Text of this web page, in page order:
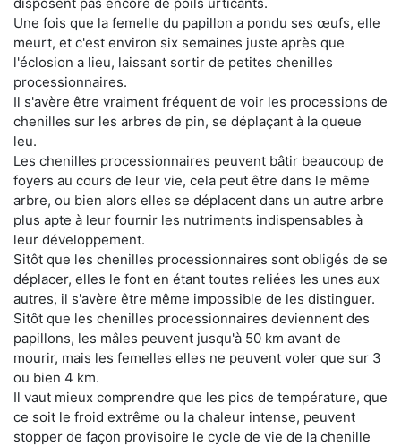
Une fois que la femelle du papillon a pondu ses œufs, elle
meurt, et c'est environ six semaines juste après que
l'éclosion a lieu, laissant sortir de petites chenilles
processionnaires.
Il s'avère être vraiment fréquent de voir les processions de
chenilles sur les arbres de pin, se déplaçant à la queue
leu.
Les chenilles processionnaires peuvent bâtir beaucoup de
foyers au cours de leur vie, cela peut être dans le même
arbre, ou bien alors elles se déplacent dans un autre arbre
plus apte à leur fournir les nutriments indispensables à
leur développement.
Sitôt que les chenilles processionnaires sont obligés de se
déplacer, elles le font en étant toutes reliées les unes aux
autres, il s'avère être même impossible de les distinguer.
Sitôt que les chenilles processionnaires deviennent des
papillons, les mâles peuvent jusqu'à 50 km avant de
mourir, mais les femelles elles ne peuvent voler que sur 3
ou bien 4 km.
Il vaut mieux comprendre que les pics de température, que
ce soit le froid extrême ou la chaleur intense, peuvent
stopper de façon provisoire le cycle de vie de la chenille